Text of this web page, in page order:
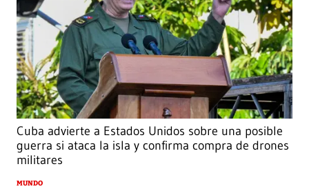
Cuba advierte a Estados Unidos sobre una posible
guerra si ataca la isla y confirma compra de drones
militares
MUNDO